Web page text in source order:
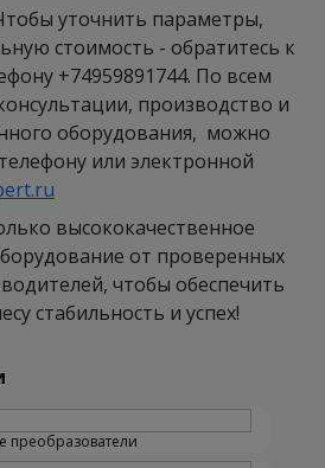
уточнить параметры,
стоимость - обратитесь к
+74959891744. По всем
производство и
оборудования, можно
или электронной
высококачественное
от проверенных
чтобы обеспечить
стабильность и успех!
преобразователи